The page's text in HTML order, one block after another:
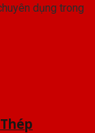
dụng trong